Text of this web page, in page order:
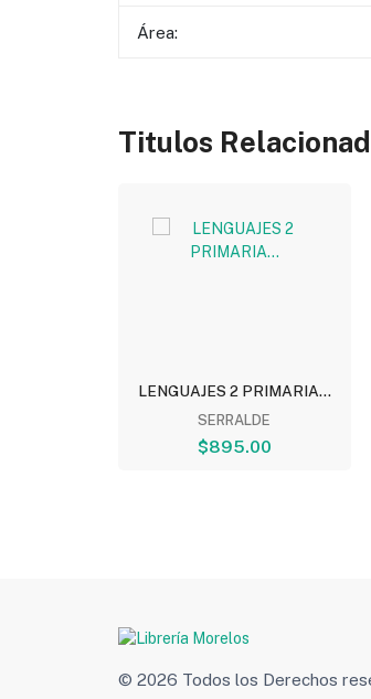
Área:
Titulos
LENGUAJES 2 PRIMARIA...
SERRALDE
$895.00
© 2026 Todos los Derechos